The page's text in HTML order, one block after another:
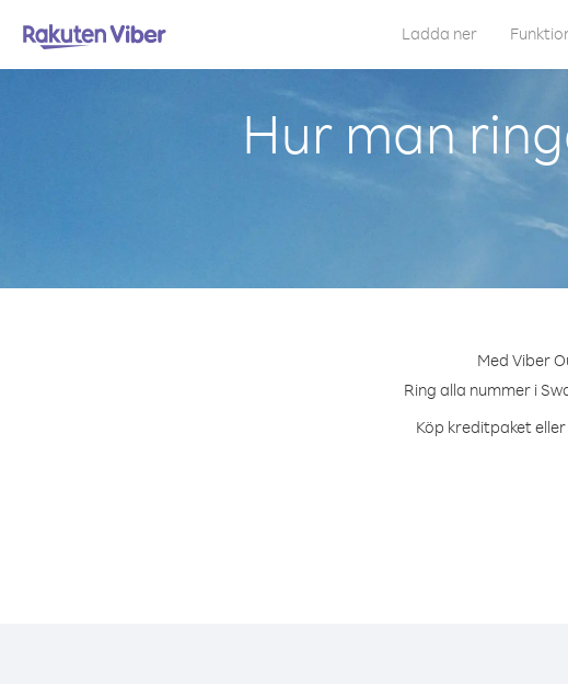
Ladda ner
Hur man
Med Viber
Ring alla nummer i
Köp kreditpaket